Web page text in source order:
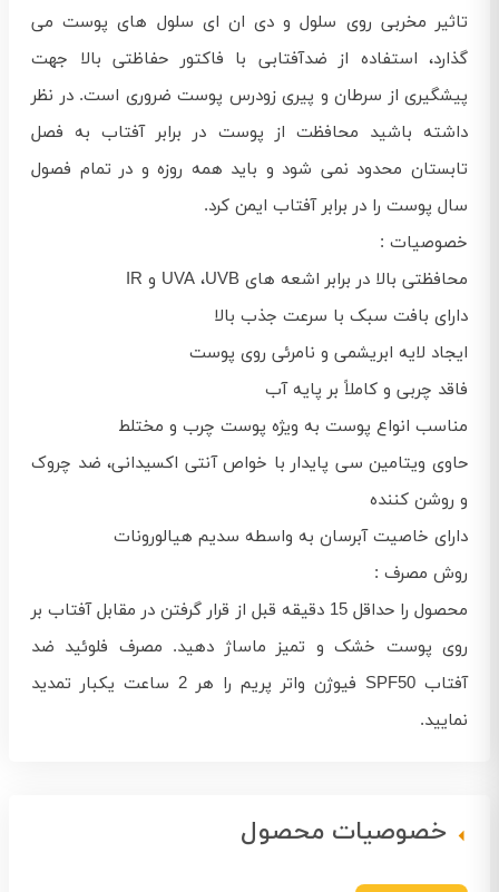
تاثیر مخربی روی سلول و دی ان ای سلول‌ های پوست می‌
گذارد، استفاده از ضدآفتابی با فاکتور حفاظتی بالا جهت
پیشگیری از سرطان و پیری زودرس پوست ضروری است. در نظر
داشته باشید محافظت از پوست در برابر آفتاب به فصل
تابستان محدود نمی‌ شود و باید همه روزه و در تمام فصول
سال پوست را در برابر آفتاب ایمن کرد.
خصوصیات :
محافظتی بالا در برابر اشعه های UVA ،UVB و IR
دارای بافت سبک با سرعت جذب بالا
ایجاد لایه ابریشمی و نامرئی روی پوست
فاقد چربی و کاملاً بر پایه آب
مناسب انواع پوست به ویژه پوست چرب و مختلط
حاوی ویتامین سی پایدار با خواص آنتی اکسیدانی، ضد چروک
و روشن کننده
دارای خاصیت آبرسان به واسطه سدیم هیالورونات
روش مصرف :
محصول را حداقل 15 دقیقه قبل از قرار گرفتن در مقابل آفتاب بر
روی پوست خشک و تمیز ماساژ دهید. مصرف فلوئید ضد
آفتاب SPF50 فیوژن واتر پریم را هر 2 ساعت یکبار تمدید
نمایید.
خصوصیات محصول